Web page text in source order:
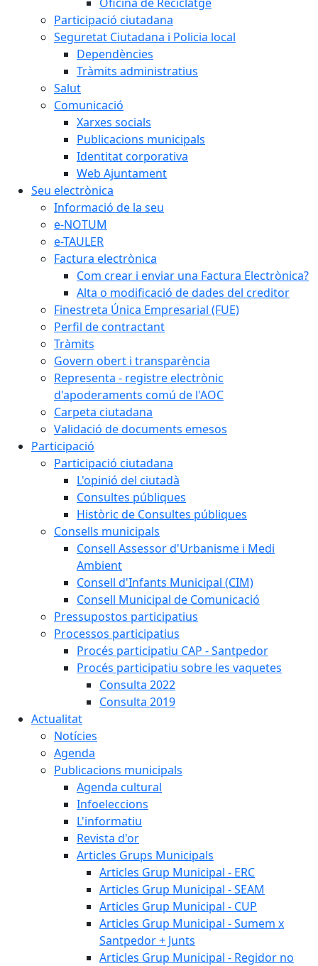
Participació ciutadana
Seguretat Ciutadana i Policia local
Dependències
Tràmits administratius
Salut
Comunicació
Xarxes socials
Publicacions municipals
Identitat corporativa
Web Ajuntament
Seu electrònica
Informació de la seu
e-NOTUM
e-TAULER
Factura electrònica
Com crear i enviar una Factura Electrònica?
Alta o modificació de dades del creditor
Finestreta Única Empresarial (FUE)
Perfil de contractant
Tràmits
Govern obert i transparència
Representa - registre electrònic
d'apoderaments comú de l'AOC
Carpeta ciutadana
Validació de documents emesos
Participació
Participació ciutadana
L'opinió del ciutadà
Consultes públiques
Històric de Consultes públiques
Consells municipals
Consell Assessor d'Urbanisme i Medi
Ambient
Consell d'Infants Municipal (CIM)
Consell Municipal de Comunicació
Pressupostos participatius
Processos participatius
Procés participatiu CAP - Santpedor
Procés participatiu sobre les vaquetes
Consulta 2022
Consulta 2019
Actualitat
Notícies
Agenda
Publicacions municipals
Agenda cultural
Infoeleccions
L'informatiu
Revista d'or
Articles Grups Municipals
Articles Grup Municipal - ERC
Articles Grup Municipal - SEAM
Articles Grup Municipal - CUP
Articles Grup Municipal - Sumem x
Santpedor + Junts
Articles Grup Municipal - Regidor no